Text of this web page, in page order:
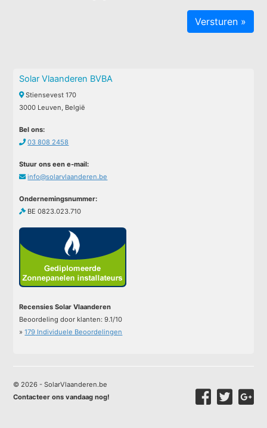
Solar Vlaanderen BVBA
Stiensevest 170
3000 Leuven, België
Bel ons:
03 808 2458
Stuur ons een e-mail:
info@solarvlaanderen.be
Ondernemingsnummer:
BE 0823.023.710
Recensies Solar Vlaanderen
Beoordeling door klanten:9.1/10
»179 Individuele Beoordelingen
© 2026 - SolarVlaanderen.be
Contacteer ons vandaag nog!